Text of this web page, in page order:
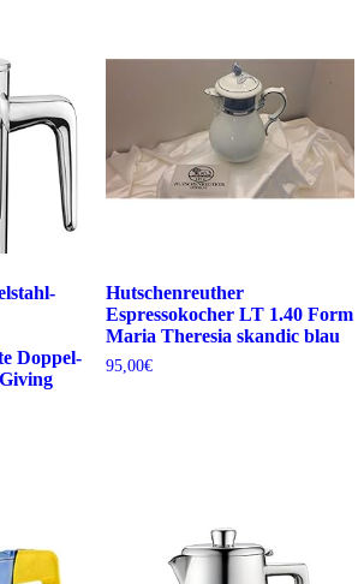
Doppel-
Hutschenreuther
Espressokocher LT 1.40 Form
Maria Theresia skandic blau
95,00€